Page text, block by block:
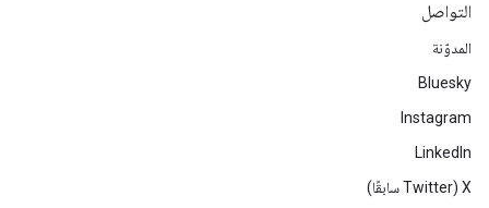
التواصل
المدوّنة
Bluesky
Instagram
LinkedIn
‫X ‏(Twitter سابقًا)